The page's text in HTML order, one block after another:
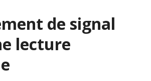
de signal
lecture